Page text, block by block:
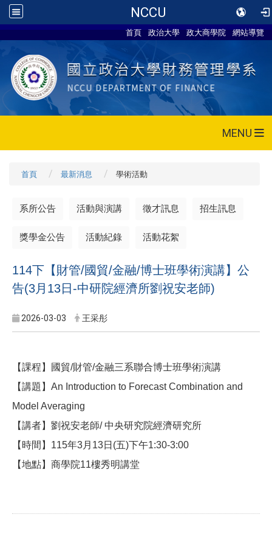
NCCU
首頁 政治大學 政大商學院 網站導覽
MENU
首頁 最新消息 學術活動
系所公告 活動與演講 徵才訊息 招生訊息
獎學金公告 活動紀錄 活動花絮
114下【財管/國貿/金融/博士班學術演講】公
告(3月13日-中研院經濟所劉祝安老師)
2026-03-03 王采彤
【課程】國貿/財管/金融三系聯合博士班學術演講
【講題】 An Introduction to Forecast Combination and
Model Averaging
【講者】劉祝安老師/ 中央研究院經濟研究所
【時間】 115年3月 13日 (五)下午1:30-3:00
【地點】商學院11樓秀明講堂